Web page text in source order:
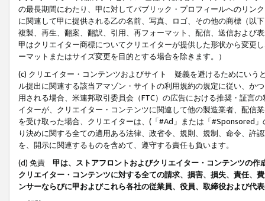
の最長期間にわたり、甲に対してパブリック・プロフィールへのリン
に関連して甲に提供される乙の名前、写真、ロゴ、その他の商標（以
複製、再生、翻案、翻訳、引用、再フォーマット、配信、送信および
甲はクリエイター商標についてクリエイターが提供した形状から変更
ーマットまたはサイズ変更を目的とする場合を除きます。）
(c) クリエイター・コンテンツおよびサイト 疑義を避けるためにいう
ル提出に関連する該当アマゾン・サイトの利用規約の規定に従い、か
用される場合、米連邦取引委員会（FTC）の広告における推奨・証言
イターが、クリエイター・コンテンツに関連して他の製造業者、配信
を受け取った場合、クリエイターは、(「#Ad」または「#Sponsored
り決めに関する全ての適用ある法律、政省令、規則、規制、命令、許
を、開示に関連するものを含めて、遵守する責任も負います。
(d) 免責 甲は、ストアフロントおよびクリエイター・コンテンツの
クリエイター・コンテンツに対する全ての請求、損害、損失、責任、
ンサーならびに甲およびこれら各社の従業員、役員、取締役および代